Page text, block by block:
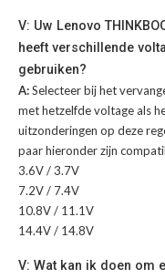
V: Uw Lenovo
heeft verschillende
gebruiken?
A:Selecteer bij het
met hetzelfde voltage als
uitzonderingen op deze
paar hieronder zijn
3.6V / 3.7V
7.2V / 7.4V
10.8V / 11.1V
14.4V / 14.8V
V: Wat kan ik doen om